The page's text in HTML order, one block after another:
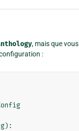
, mais que
:
):